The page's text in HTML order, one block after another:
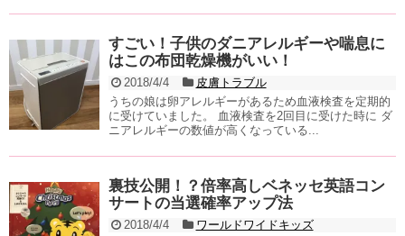
すごい！子供のダニアレルギーや喘息に
はこの布団乾燥機がいい！
2018/4/4
皮膚トラブル
うちの娘は卵アレルギーがあるため血液検査を定期的
に受けていました。 血液検査を2回目に受けた時に ダ
ニアレルギーの数値が高くなっている...
裏技公開！？倍率高しベネッセ英語コン
サートの当選確率アップ法
2018/4/4
ワールドワイドキッズ